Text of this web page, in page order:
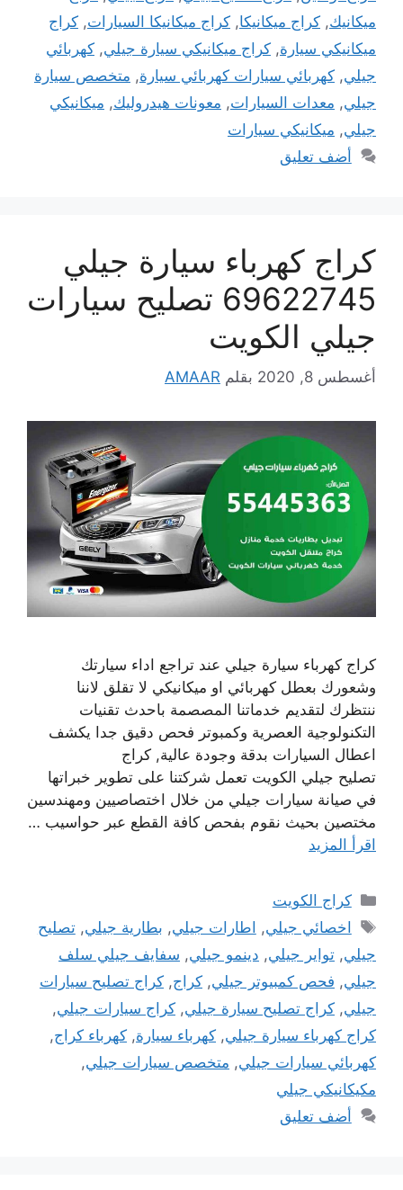
ميكانيك, كراج ميكانيكا, كراج ميكانيكا السيارات, كراج
ميكانيكي سيارة, كراج ميكانيكي سيارة جيلي, كهربائي
جيلي, كهربائي سيارات كهربائي سيارة, متخصص سيارة
جيلي, معدات السيارات, معونات هيدروليك, ميكانيكي
جيلي, ميكانيكي سيارات
أضف تعليق
كراج كهرباء سيارة جيلي
69622745 تصليح سيارات
جيلي الكويت
أغسطس 8, 2020 بقلم AMAAR
كراج كهرباء سيارة جيلي عند تراجع اداء سيارتك
وشعورك بعطل كهربائي او ميكانيكي لا تقلق لاننا
ننتظرك لتقديم خدماتنا المصصمة باحدث تقنيات
التكنولوجية العصرية وكمبوتر فحص دقيق جدا يكشف
اعطال السيارات بدقة وجودة عالية, كراج
تصليح جيلي الكويت تعمل شركتنا على تطوير خبراتها
في صيانة سيارات جيلي من خلال اختصاصيين ومهندسين
مختصين بحيث نقوم بفحص كافة القطع عبر حواسيب …
اقرأ المزيد
التصنيفات
كراج الكويت
الوسوم
اخصائي جيلي, اطارات جيلي, بطارية جيلي,تصليح
جيلي, تواير جيلي, دينمو جيلي, سفايف جيلي سلف
جيلي, فحص كمبيوتر جيلي, كراج, كراج تصليح سيارات
جيلي, كراج تصليح سيارة جيلي, كراج سيارات جيلي,
كراج كهرباء سيارة جيلي, كهرباء سيارة, كهرباء كراج,
كهربائي سيارات جيلي, متخصص سيارات جيلي,
مكيكانيكي جيلي
أضف تعليق